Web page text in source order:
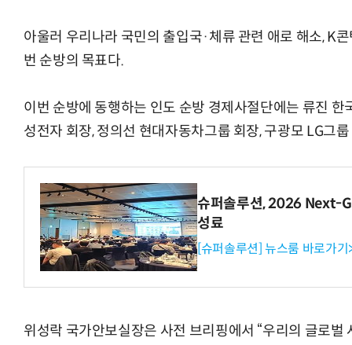
아울러 우리나라 국민의 출입국·체류 관련 애로 해소, K
번 순방의 목표다.
이번 순방에 동행하는 인도 순방 경제사절단에는 류진
성전자 회장, 정의선 현대자동차그룹 회장, 구광모 LG그
슈퍼솔루션, 2026 Next-
성료
[슈퍼솔루션] 뉴스룸 바로가기
위성락 국가안보실장은 사전 브리핑에서 “우리의 글로벌
거미